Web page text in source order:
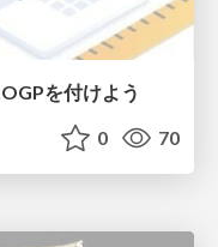
を付けよう
0 70